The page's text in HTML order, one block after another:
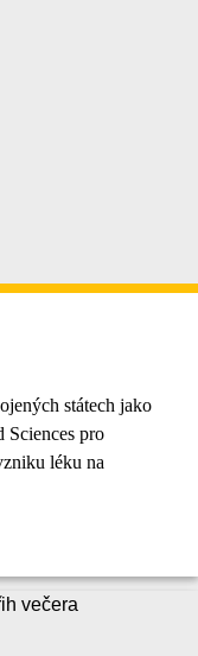
státech jako
Sciences pro
léku na